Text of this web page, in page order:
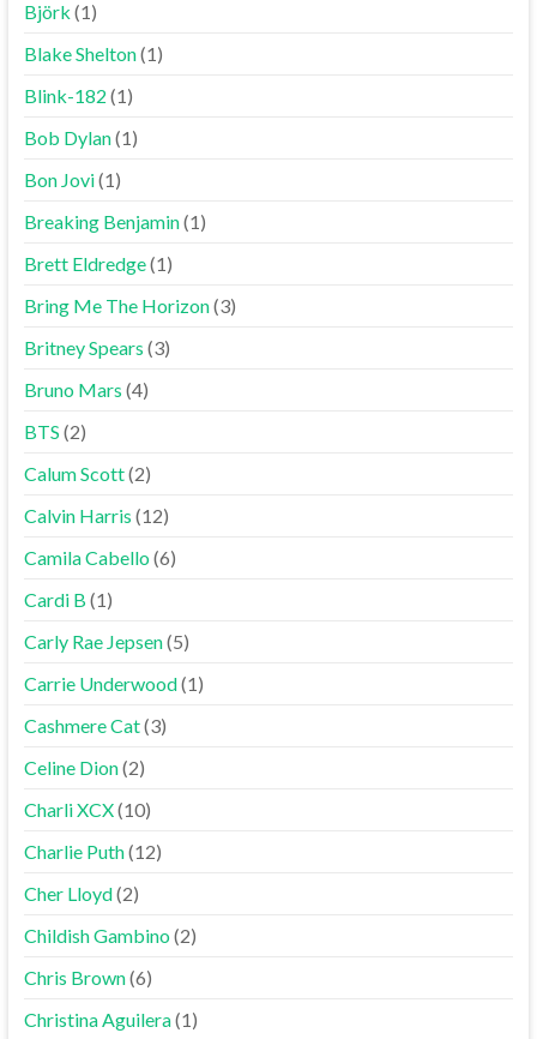
Björk (1)
Blake Shelton(1)
Blink-182 (1)
Bob Dylan(1)
Bon Jovi(1)
Breaking Benjamin(1)
Brett Eldredge(1)
Bring Me The Horizon(3)
Britney Spears (3)
Bruno Mars (4)
BTS (2)
Calum Scott(2)
Calvin Harris (12)
Camila Cabello(6)
Cardi B (1)
Carly Rae Jepsen(5)
Carrie Underwood(1)
Cashmere Cat(3)
Celine Dion(2)
Charli XCX(10)
Charlie Puth(12)
Cher Lloyd(2)
Childish Gambino(2)
Chris Brown(6)
Christina Aguilera(1)